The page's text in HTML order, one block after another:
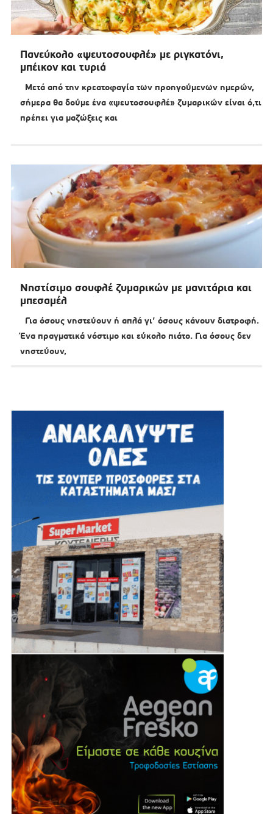
Πανεύκολο «ψευτοσουφλέ» με ριγκατόνι,
μπέικον και τυριά
Μετά από την κρεατοφαγία των προηγούμενων ημερών,
σήμερα θα δούμε ένα «ψευτοσουφλέ» ζυμαρικών είναι ό,τι
πρέπει για μαζώξεις και
Νηστίσιμο σουφλέ ζυμαρικών με μανιτάρια και
μπεσαμέλ
Για όσους νηστεύουν ή απλά γι’ όσους κάνουν διατροφή.
Ένα πραγματικά νόστιμο και εύκολο πιάτο. Για όσους δεν
νηστεύουν,